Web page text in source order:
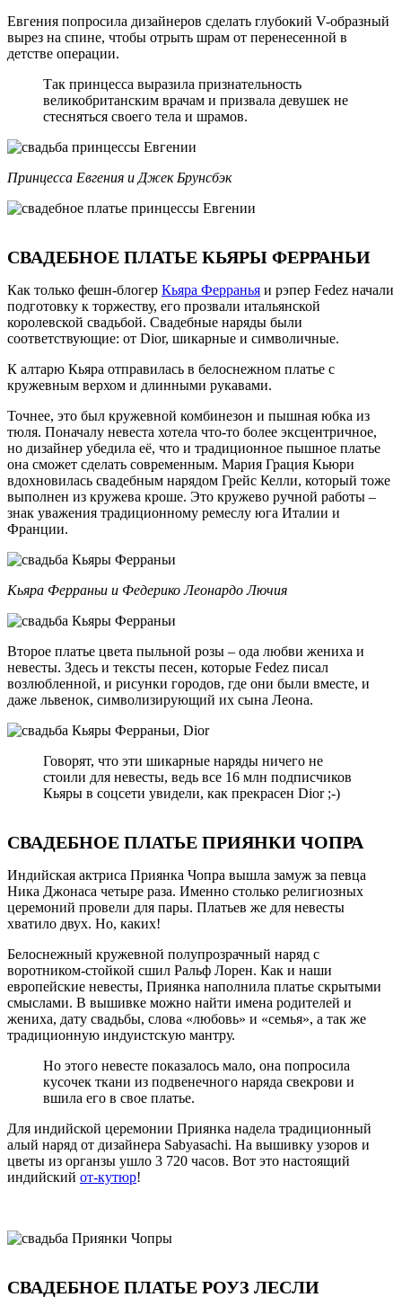
Евгения попросила дизайнеров сделать глубокий V-образный
вырез на спине, чтобы отрыть шрам от перенесенной в
детстве операции.
Так принцесса выразила признательность
великобританским врачам и призвала девушек не
стесняться своего тела и шрамов.
Принцесса Евгения и Джек Брунсбэк
СВАДЕБНОЕ ПЛАТЬЕ КЬЯРЫ ФЕРРАНЬИ
Как только фешн-блогер Кьяра Ферранья и рэпер Fedez начали
подготовку к торжеству, его прозвали итальянской
королевской свадьбой. Свадебные наряды были
соответствующие: от Dior, шикарные и символичные.
К алтарю Кьяра отправилась в белоснежном платье с
кружевным верхом и длинными рукавами.
Точнее, это был кружевной комбинезон и пышная юбка из
тюля. Поначалу невеста хотела что-то более эксцентричное,
но дизайнер убедила её, что и традиционное пышное платье
она сможет сделать современным. Мария Грация Кьюри
вдохновилась свадебным нарядом Грейс Келли, который тоже
выполнен из кружева кроше. Это кружево ручной работы –
знак уважения традиционному ремеслу юга Италии и
Франции.
Кьяра Ферраньи и Федерико Леонардо Лючия
Второе платье цвета пыльной розы – ода любви жениха и
невесты. Здесь и тексты песен, которые Fedez писал
возлюбленной, и рисунки городов, где они были вместе, и
даже львенок, символизирующий их сына Леона.
Говорят, что эти шикарные наряды ничего не
стоили для невесты, ведь все 16 млн подписчиков
Кьяры в соцсети увидели, как прекрасен Dior ;-)
СВАДЕБНОЕ ПЛАТЬЕ ПРИЯНКИ ЧОПРА
Индийская актриса Приянка Чопра вышла замуж за певца
Ника Джонаса четыре раза. Именно столько религиозных
церемоний провели для пары. Платьев же для невесты
хватило двух. Но, каких!
Белоснежный кружевной полупрозрачный наряд с
воротником-стойкой сшил Ральф Лорен. Как и наши
европейские невесты, Приянка наполнила платье скрытыми
смыслами. В вышивке можно найти имена родителей и
жениха, дату свадьбы, слова «любовь» и «семья», а так же
традиционную индуистскую мантру.
Но этого невесте показалось мало, она попросила
кусочек ткани из подвенечного наряда свекрови и
вшила его в свое платье.
Для индийской церемонии Приянка надела традиционный
алый наряд от дизайнера Sabyasachi. На вышивку узоров и
цветы из органзы ушло 3 720 часов. Вот это настоящий
индийский от-кутюр!
СВАДЕБНОЕ ПЛАТЬЕ РОУЗ ЛЕСЛИ